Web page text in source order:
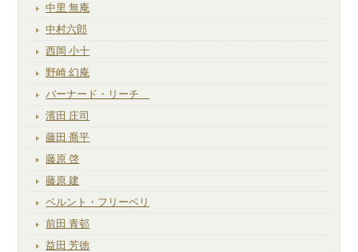
中里 無庵
中村六郎
西岡 小十
野崎 幻庵
バーナード・リーチ
濱田 庄司
藤田 喬平
藤原 啓
藤原 建
ベルント・フリーベリ
前田 青邨
益田 芳徳